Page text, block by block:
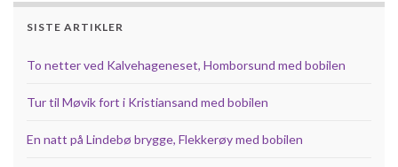
SISTE ARTIKLER
To netter ved Kalvehageneset, Homborsund med bobilen
Tur til Møvik fort i Kristiansand med bobilen
En natt på Lindebø brygge, Flekkerøy med bobilen